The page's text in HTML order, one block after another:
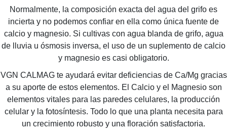
Normalmente, la composición exacta del agua del grifo es
incierta y no podemos confiar en ella como única fuente de
calcio y magnesio. Si cultivas con agua blanda de grifo, agua
de lluvia u ósmosis inversa, el uso de un suplemento de calcio
y magnesio es casi obligatorio.
VGN CALMAG te ayudará evitar deficiencias de Ca/Mg gracias
a su aporte de estos elementos. El Calcio y el Magnesio son
elementos vitales para las paredes celulares, la producción
celular y la fotosíntesis. Todo lo que una planta necesita para
un crecimiento robusto y una floración satisfactoria.